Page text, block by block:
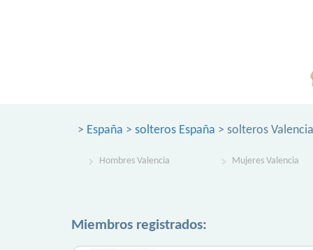
> España > solteros España > solteros Valencia
Hombres Valencia Mujeres Valencia
Miembros registrados: